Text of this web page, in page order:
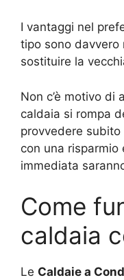
I vantaggi nel
tipo sono
sostituire la
Non c’è motivo di
caldaia si rompa
provvedere
con una
immediata
Come
caldaia
Le Caldaie a